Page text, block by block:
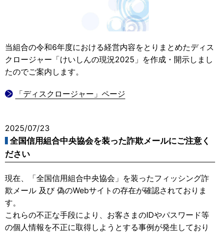
当組合の令和6年度における経営内容をとりまとめたディス
クロージャー「けいしんの現況2025」を作成・開示しまし
たのでご案内します。
「ディスクロージャー」ページ
2025/07/23
全国信用組合中央協会を装った詐欺メールにご注意く
ださい
現在、「全国信用組合中央協会」を装ったフィッシング詐
欺メール 及び 偽のWebサイトの存在が確認されておりま
す。
これらの不正な手段により、お客さまのIDやパスワード等
の個人情報を不正に取得しようとする事例が発生しており